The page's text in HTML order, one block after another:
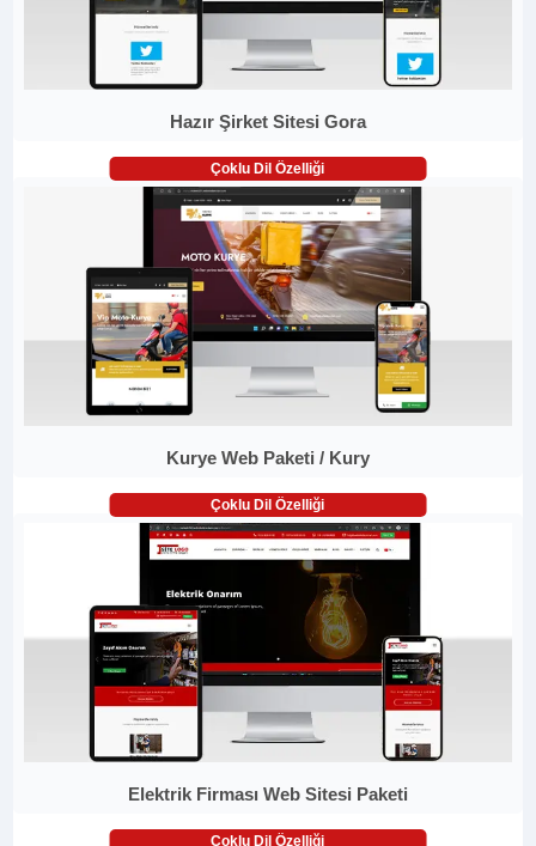
Hazır Şirket Sitesi Gora
Çoklu Dil Özelliği
Kurye Web Paketi / Kury
Çoklu Dil Özelliği
Elektrik Firması Web Sitesi Paketi
Çoklu Dil Özelliği